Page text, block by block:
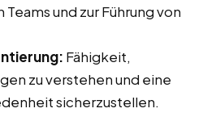
und zur Führung von
Fähigkeit,
zu verstehen und eine
sicherzustellen.